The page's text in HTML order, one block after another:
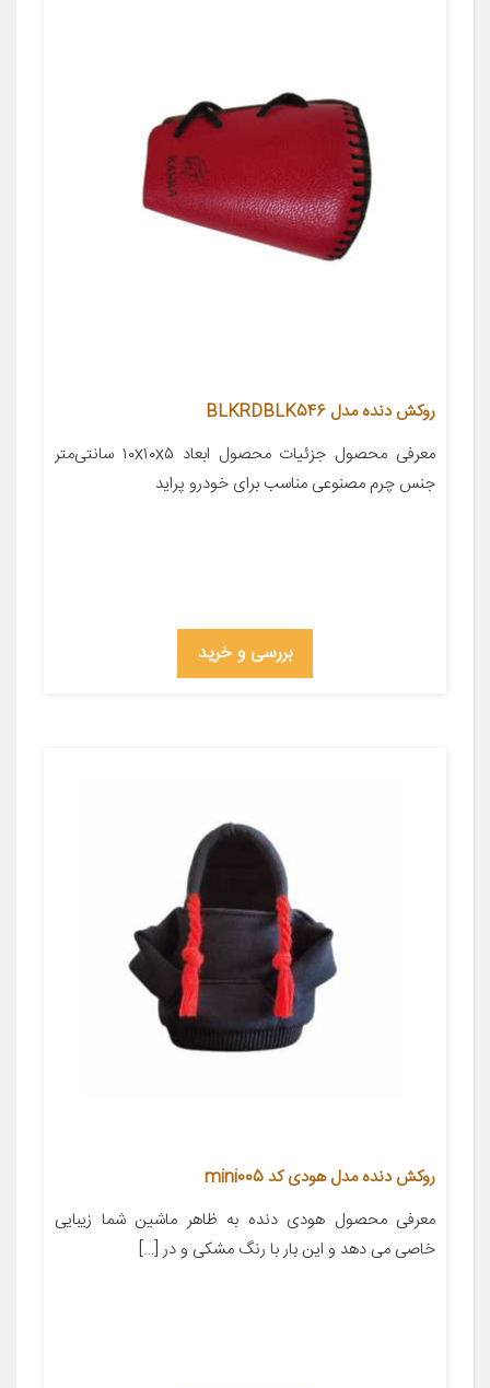
روکش دنده مدل BLKRDBLK546
معرفی محصول جزئیات محصول ابعاد ۱۰x۱۰x۵ سانتی‌متر
جنس چرم مصنوعی مناسب برای خودرو پراید
بررسی و خرید
روکش دنده مدل هودی کد mini005
معرفی محصول هودی دنده به ظاهر ماشین شما زیبایی
خاصی می دهد و این بار با رنگ مشکی و در […]